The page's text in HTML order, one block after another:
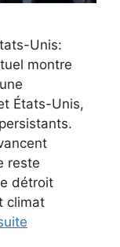
Unis:
montre
États-Unis,
reste
détroit
climat